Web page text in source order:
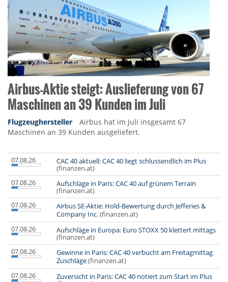
Airbus-Aktie steigt: Auslieferung von 67
Maschinen an 39 Kunden im Juli
Flugzeughersteller
Airbus hat im Juli insgesamt 67
Maschinen an 39 Kunden ausgeliefert.
07.08.26 CAC 40 aktuell: CAC 40 liegt schlussendlich im Plus
(finanzen.at)
07.08.26
Aufschläge in Paris: CAC 40 auf grünem Terrain
(finanzen.at)
07.08.26
Airbus SE-Aktie: Hold-Bewertung durch Jefferies &
Company Inc.(finanzen.at)
07.08.26
Aufschläge in Europa: Euro STOXX 50 klettert mittags
(finanzen.at)
07.08.26
Gewinne in Paris: CAC 40 verbucht am Freitagmittag
Zuschläge(finanzen.at)
07.08.26
Zuversicht in Paris: CAC 40 notiert zum Start im Plus